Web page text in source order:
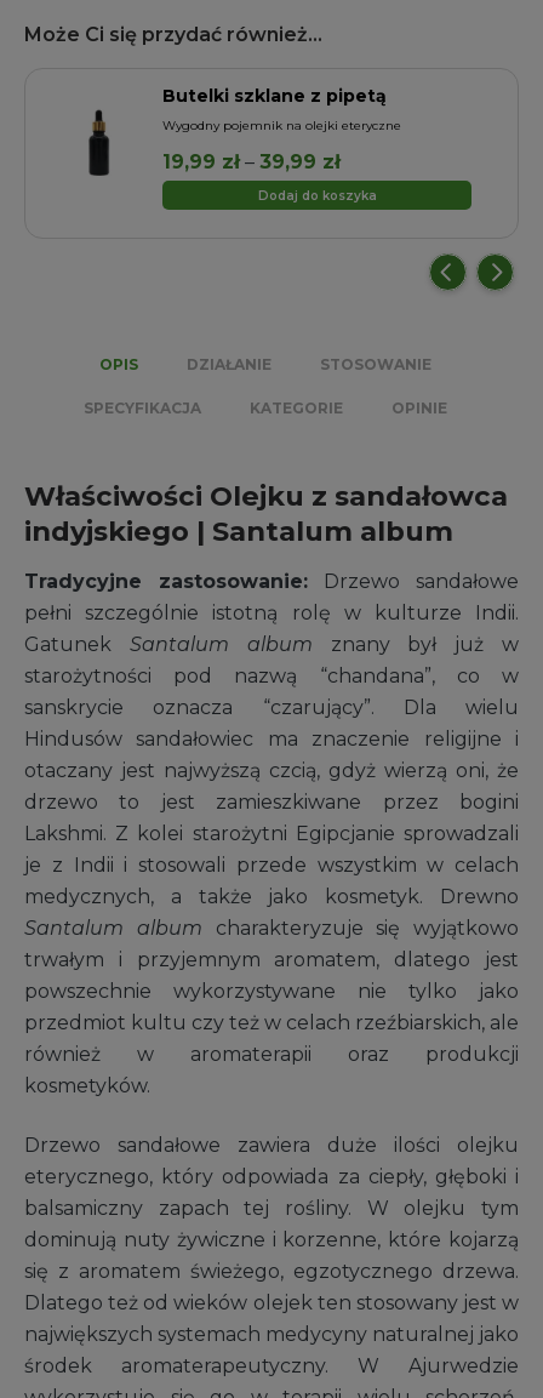
Może Ci się przydać również...
Butelki szklane z pipetą
Wygodny pojemnik na olejki eteryczne
19,99 zł – 39,99 złZakres
cen:
Dodaj do koszyka
OPIS DZIAŁANIE STOSOWANIE
SPECYFIKACJA KATEGORIE OPINIE
Właściwości Olejku z sandałowca
indyjskiego | Santalum album
Tradycyjne zastosowanie:
Drzewo sandałowe
pełni szczególnie istotną rolę w kulturze Indii.
Gatunek Santalum album znany był już w
starożytności pod nazwą “chandana”, co w
sanskrycie oznacza “czarujący”. Dla wielu
Hindusów sandałowiec ma znaczenie religijne i
otaczany jest najwyższą czcią, gdyż wierzą oni, że
drzewo to jest zamieszkiwane przez bogini
Lakshmi. Z kolei starożytni Egipcjanie sprowadzali
je z Indii i stosowali przede wszystkim w celach
medycznych, a także jako kosmetyk. Drewno
Santalum album charakteryzuje się wyjątkowo
trwałym i przyjemnym aromatem, dlatego jest
powszechnie wykorzystywane nie tylko jako
przedmiot kultu czy też w celach rzeźbiarskich, ale
również w aromaterapii oraz produkcji
kosmetyków.
Drzewo sandałowe zawiera duże ilości olejku
eterycznego, który odpowiada za ciepły, głęboki i
balsamiczny zapach tej rośliny. W olejku tym
dominują nuty żywiczne i korzenne, które kojarzą
się z aromatem świeżego, egzotycznego drzewa.
Dlatego też od wieków olejek ten stosowany jest w
największych systemach medycyny naturalnej jako
środek aromaterapeutyczny. W Ajurwedzie